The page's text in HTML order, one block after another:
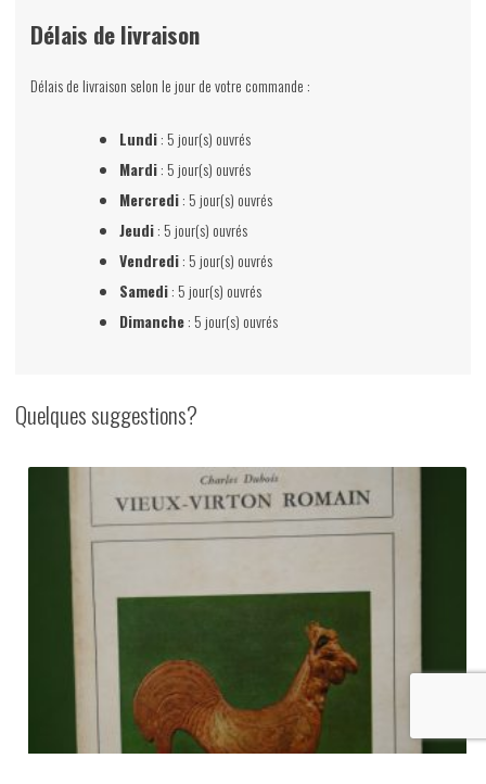
Délais de livraison
Délais de livraison selon le jour de votre commande :
Lundi: 5 jour(s) ouvrés
Mardi: 5 jour(s) ouvrés
Mercredi: 5 jour(s) ouvrés
Jeudi: 5 jour(s) ouvrés
Vendredi: 5 jour(s) ouvrés
Samedi: 5 jour(s) ouvrés
Dimanche: 5 jour(s) ouvrés
Quelques suggestions?